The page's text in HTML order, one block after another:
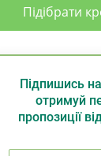
Підібрати
Підпишись
отримуй
пропозиції